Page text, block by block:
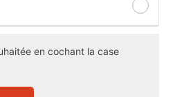
en cochant la case